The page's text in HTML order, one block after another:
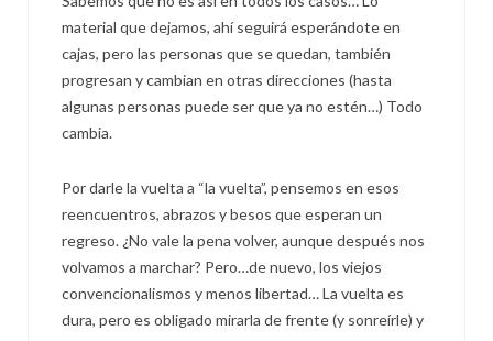
material que dejamos, ahí seguirá esperándote en
cajas, pero las personas que se quedan, también
progresan y cambian en otras direcciones (hasta
algunas personas puede ser que ya no estén…) Todo
cambia.
Por darle la vuelta a “la vuelta”, pensemos en esos
reencuentros, abrazos y besos que esperan un
regreso. ¿No vale la pena volver, aunque después nos
volvamos a marchar? Pero…de nuevo, los viejos
convencionalismos y menos libertad… La vuelta es
dura, pero es obligado mirarla de frente (y sonreírle) y